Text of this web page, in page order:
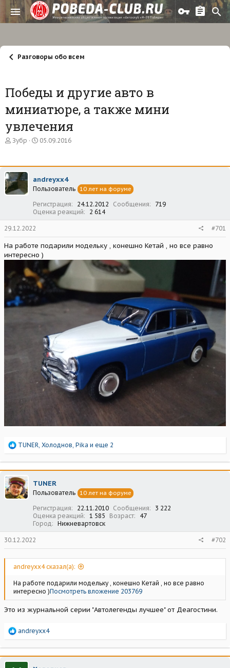
Разговоры обо всем
Победы и другие авто в
миниатюре, а также мини
увлечения
А
о
р
т
е
Зубр
Д
а
а
ч
л
а
05.09.2016
andreyxx4
Пользователь 10 лет на форуме
Регистрация 24.12.2012 Сообщения
719
Оценка реакций
2 614
29.12.2022 #701
На работе подарили модельку , конешно Кетай , но все равно
интересно )
Р
а
к
ц
и
и
TUNER, Холоднов, Pika и еще 2
TUNER
Пользователь 10 лет на форуме
Регистрация 22.11.2010 Сообщения
3 222
Оценка реакций
1 585 Возраст
47
Город
Нижневартовск
30.12.2022 #702
andreyxx4 сказал(а):
На работе подарили модельку , конешно Кетай , но все равно
интересно )Посмотреть вложение 203769
Это из журнальной серии "Автолегенды лучшее" от Деагостини.
Р
а
к
ц
andreyxx4